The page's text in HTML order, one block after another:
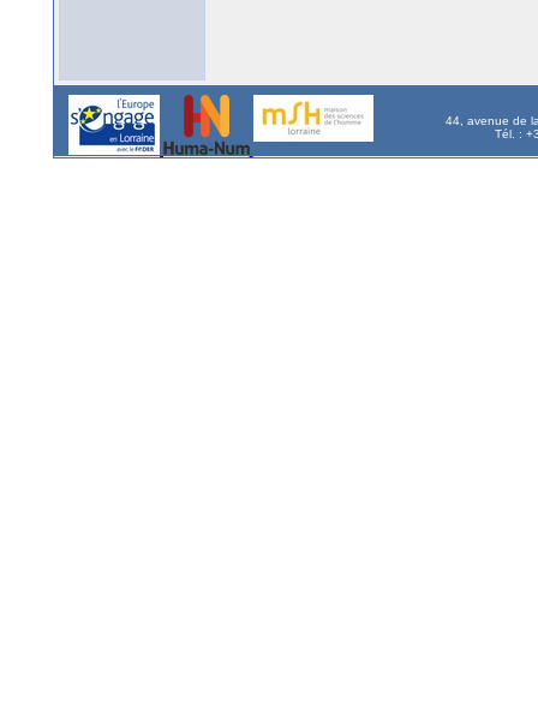
44, avenue de
Tél. :